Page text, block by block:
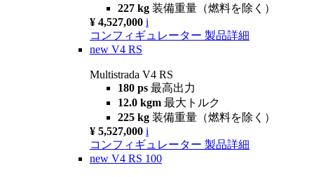
227 kg 装備重量（燃料を除く）
¥ 4,527,000 i
コンフィギュレーター 製品詳細
new V4 RS
Multistrada V4 RS
180 ps 最高出力
12.0 kgm 最大トルク
225 kg 装備重量（燃料を除く）
¥ 5,527,000 i
コンフィギュレーター 製品詳細
new V4 RS 100